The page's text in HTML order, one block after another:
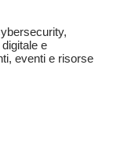
e
eventi e risorse